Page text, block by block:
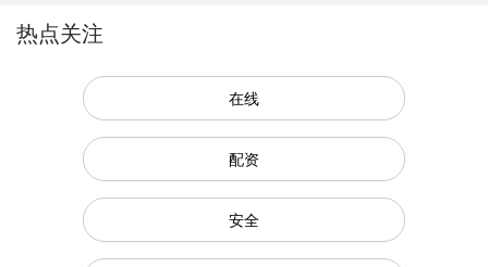
热点关注
在线
配资
安全